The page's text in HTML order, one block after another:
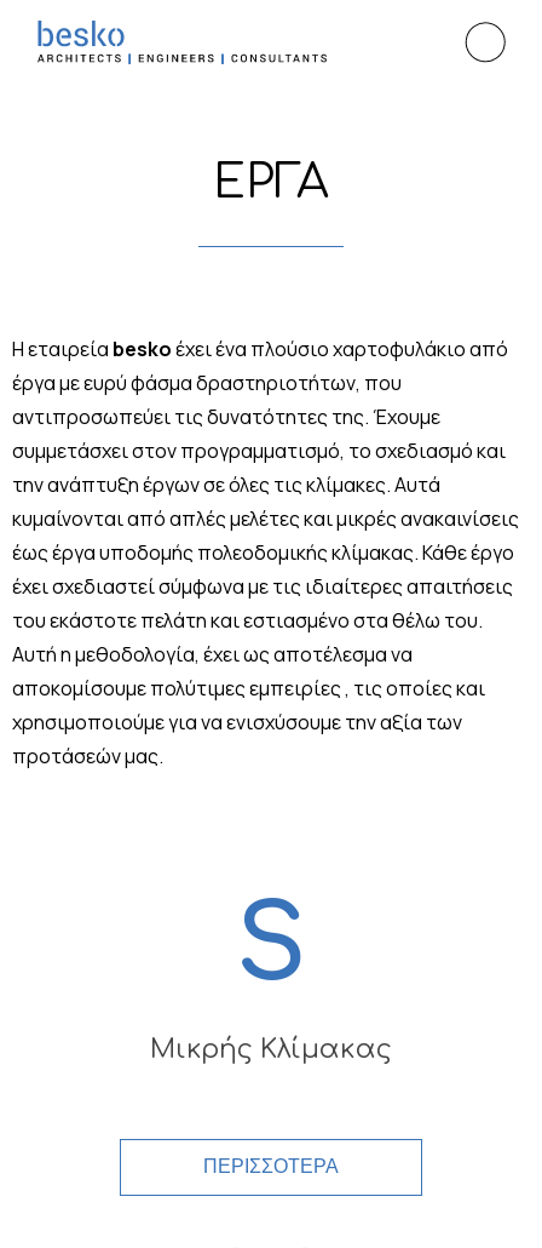
ΕΡΓΑ
Η εταιρεία beskoέχει ένα πλούσιο χαρτοφυλάκιο από
έργα με ευρύ φάσμα δραστηριοτήτων, που
αντιπροσωπεύει τις δυνατότητες της. Έχουμε
συμμετάσχει στον προγραμματισμό, το σχεδιασμό και
την ανάπτυξη έργων σε όλες τις κλίμακες. Αυτά
κυμαίνονται από απλές μελέτες και μικρές ανακαινίσεις
έως έργα υποδομής πολεοδομικής κλίμακας. Κάθε έργο
έχει σχεδιαστεί σύμφωνα με τις ιδιαίτερες απαιτήσεις
του εκάστοτε πελάτη και εστιασμένο στα θέλω του.
Αυτή η μεθοδολογία, έχει ως αποτέλεσμα να
αποκομίσουμε πολύτιμες εμπειρίες , τις οποίες και
χρησιμοποιούμε για να ενισχύσουμε την αξία των
προτάσεών μας.
S
Μικρής Κλίμακας
ΠΕΡΙΣΣΟΤΕΡΑ